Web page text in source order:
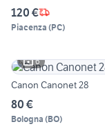
120 €
Piacenza (PC)
6
Canon Canonet 28
80 €
Bologna (BO)